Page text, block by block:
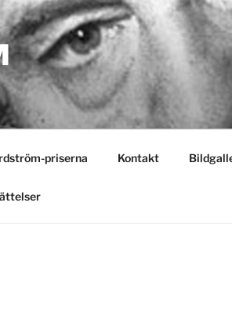
priserna Kontakt